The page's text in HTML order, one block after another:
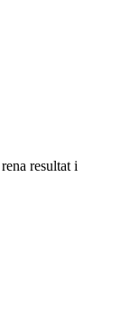
resultat i